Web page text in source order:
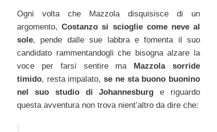
Ogni volta che Mazzola disquisisce di un
argomento,Costanzo si scioglie come neve al
sole, pende dalle sue labbra e fomenta il suo
candidato rammentandogli che bisogna alzare la
voce per farsi sentire ma Mazzola sorride
timido, resta impalato,se ne sta buono buonino
nel suo studio di Johannesburg e riguardo
questa avventura non trova nient’altro da dire che: